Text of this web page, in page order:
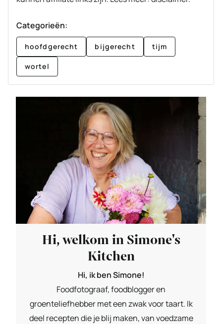
Categorieën:
hoofdgerecht bijgerecht tijm
wortel
Hi, welkom in Simone's
Kitchen
Hi, ik ben Simone!
Foodfotograaf, foodblogger en
groenteliefhebber met een zwak voor taart. Ik
deel recepten die je blij maken, van voedzame